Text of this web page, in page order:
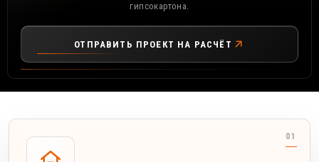
гипсокартона.
ОТПРАВИТЬ ПРОЕКТ НА РАСЧЁТ